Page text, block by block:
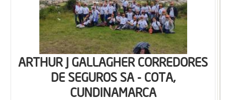
ARTHUR J GALLAGHER CORREDORES
DE SEGUROS SA - COTA,
CUNDINAMARCA